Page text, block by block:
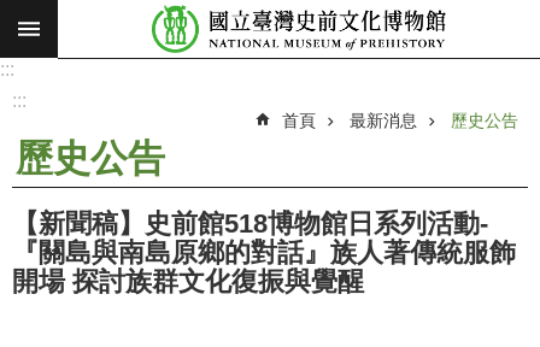
跳到主要內容區塊
搜
願
景
使
:::
:::
首頁 最新消息 歷史公告
歷史公告
【新聞稿】史前館518博物館日系列活動-
『關島與南島原鄉的對話』族人著傳統服飾
開場 探討族群文化復振與覺醒